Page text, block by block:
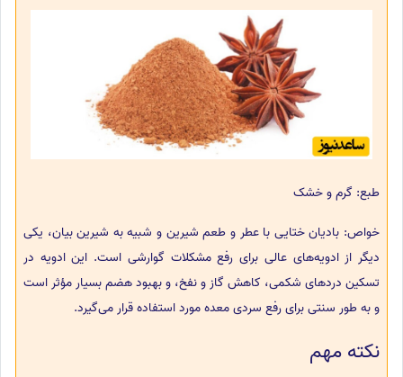
طبع: گرم و خشک
خواص: بادیان ختایی با عطر و طعم شیرین و شبیه به شیرین بیان، یکی
دیگر از ادویه‌های عالی برای رفع مشکلات گوارشی است. این ادویه در
تسکین دردهای شکمی، کاهش گاز و نفخ، و بهبود هضم بسیار مؤثر است
و به طور سنتی برای رفع سردی معده مورد استفاده قرار می‌گیرد.
نکته مهم